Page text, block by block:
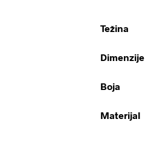
Težina
Dimenzije
Boja
Materijal